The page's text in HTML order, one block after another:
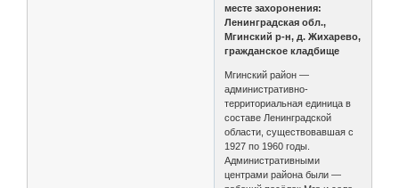
месте захоронения:
Ленинградская обл.,
Мгинский р-н, д. Жихарево,
гражданское кладбище
Мгинский район —
административно-
территориальная единица в
составе Ленинградской
области, существовавшая с
1927 по 1960 годы.
Административными
центрами района были —